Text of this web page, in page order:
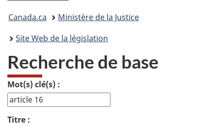
Vous
etes
ici
Canada.ca
Ministère de la Justice
Site Web de la législation
Recherche de base
Mot(s) clé(s) :
Titre :